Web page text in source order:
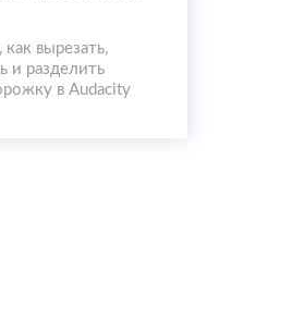
как вырезать,
и разделить
в Audacity